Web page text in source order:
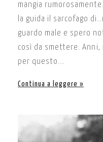
mangia
la guida il sarcofago
guardo male e spero
così da smettere. Anni,
per questo.…
Continua a leggere